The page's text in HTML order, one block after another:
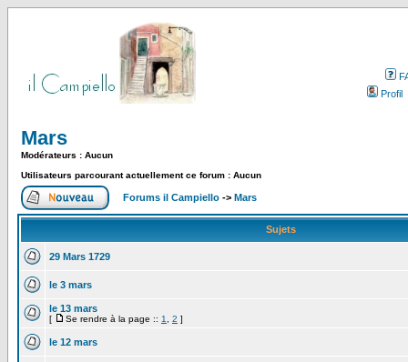
Profil
Mars
Modérateurs : Aucun
Utilisateurs parcourant actuellement ce forum : Aucun
Forums il Campiello -> Mars
Sujets
29 Mars 1729
le 3 mars
le 13 mars
[ Se rendre à la page :: 1 2 ]
le 12 mars